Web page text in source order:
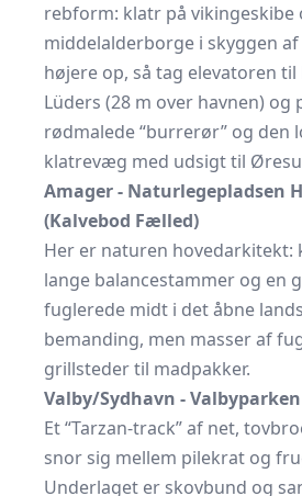
rebform: klatr på vikinge­skibe
middelalderborge i skyggen
højere op, så tag elevatoren
Lüders (28 m over havnen) og
rødmalede “burrerør” og den
klatrevæg med udsigt til
Amager - Naturlegepladsen
(Kalvebod Fælled)
Her er naturen hovedarkitekt:
lange balancestammer og en
fuglerede midt i det åbne
bemanding, men masser af
grillsteder til madpakker.
Valby/Sydhavn -
Et “Tarzan-track” af net,
snor sig mellem pilekrat og
Underlaget er skovbund og